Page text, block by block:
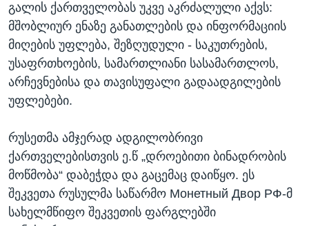
გალის ქართველობას უკვე აკრძალული აქვს:
მშობლიურ ენაზე განათლების და ინფორმაციის
მიღების უფლება, შეზღუდული - საკუთრების,
უსაფრთხოების, სამართლიანი სასამართლოს,
არჩევნებისა და თავისუფალი გადაადგილების
უფლებები.
რუსეთმა ამჯერად ადგილობრივი
ქართველებისთვის ე.წ „დროებითი ბინადრობის
მოწმობა“ დაბეჭდა და გაცემაც დაიწყო. ეს
შეკვეთა რუსულმა საწარმო Монетный Двор РФ-მ
სახელმწიფო შეკვეთის ფარგლებში